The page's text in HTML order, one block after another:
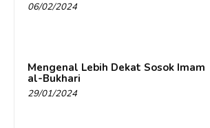
06/02/2024
Mengenal Lebih Dekat Sosok Imam
al-Bukhari
29/01/2024